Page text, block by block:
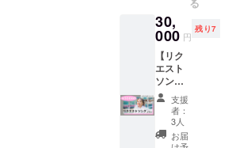
り、ご
来場の
お客様
の様子
が媒体
や商品
映像に
映りこ
む場合
がござ
上、退
場とさ
せて頂
く場合
がござ
いま
す。 ・
各公演
は、映
像収録
Out
02.Dais
y 03.無
法地帯
04.My
Future
Code
05.Find
Our
Dream
mm・
素材：
ミラー
コート
シール
紙） ⑧
オリジ
ナルア
クリル
キーホ
き下さ
い。 応
援して
くださ
る皆様
に心を
込めて
メッ
セージ
をお送
新品未
使用で
はござ
いませ
ん。ご
理解の
ある方
のみお
願い致
しま
をお送
りさせ
ていた
だきま
す。
(メール
の内容
はみな
さま同
じにな
30,
000 円
残り7
【リク
エスト
ソング
プラ
ン】 リ
ターン
内容：
①Ache
支援
者：
3人
お届